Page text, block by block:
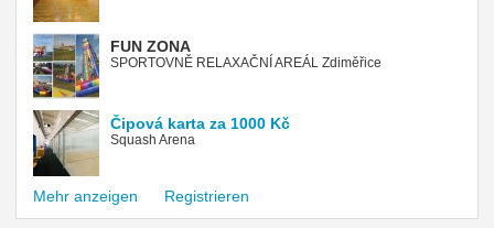
FUN ZONA
SPORTOVNĚ RELAXAČNÍ AREÁL Zdiměřice
Čipová karta za 1000 Kč
Squash Arena
Mehr anzeigen Registrieren